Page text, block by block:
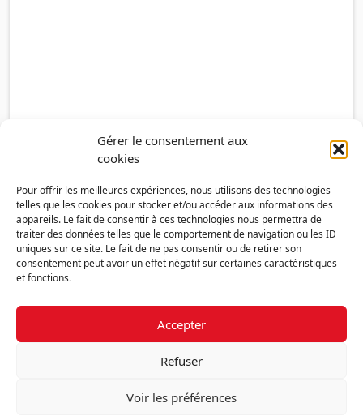
Gérer le consentement aux
cookies
Pour offrir les meilleures expériences, nous utilisons des technologies
telles que les cookies pour stocker et/ou accéder aux informations des
appareils. Le fait de consentir à ces technologies nous permettra de
traiter des données telles que le comportement de navigation ou les ID
uniques sur ce site. Le fait de ne pas consentir ou de retirer son
consentement peut avoir un effet négatif sur certaines caractéristiques
et fonctions.
Accepter
Refuser
Voir les préférences
Politique de confidentialité
RGPD
Nous contacter